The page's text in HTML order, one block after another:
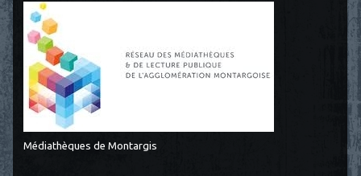
Médiathèques de Montargis